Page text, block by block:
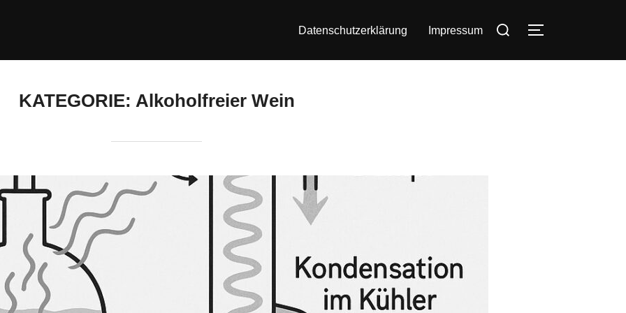
Datenschutzerklärung Impressum
Suchen
KATEGORIE: Alkoholfreier Wein